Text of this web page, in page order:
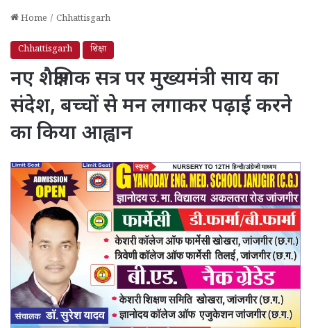
Home / Chhattisgarh
Chhattisgarh शिक्षा
नए शैक्षणिक सत्र पर मुख्यमंत्री साय का
संदेश, बच्चों से मन लगाकर पढ़ाई करने
का किया आह्वान